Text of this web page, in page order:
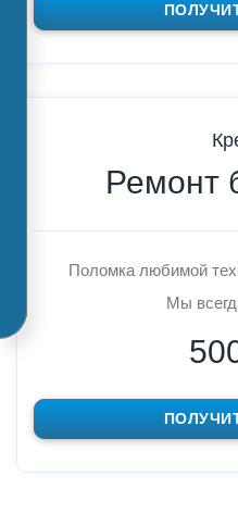
Ремонт
Поломка любимой
Мы